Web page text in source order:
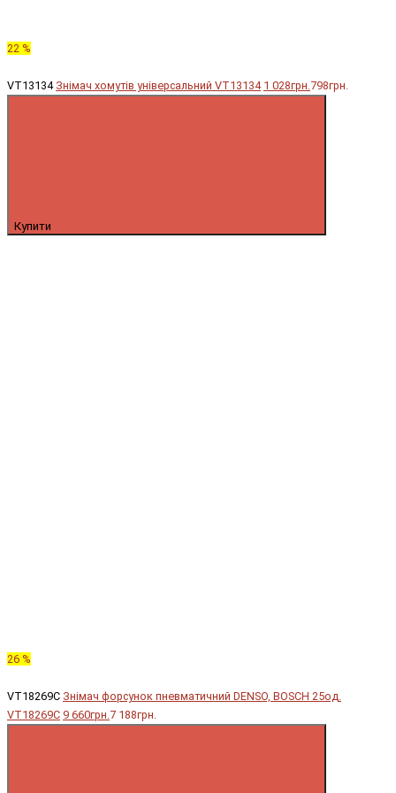
22 %
VT13134 Знімач хомутів універсальний VT13134 1 028грн.798грн.
Купити
26 %
VT18269C Знімач форсунок пневматичний DENSO, BOSCH 25од.
VT18269C 9 660грн.7 188грн.